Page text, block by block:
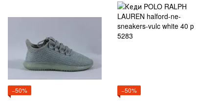
−50% −50%